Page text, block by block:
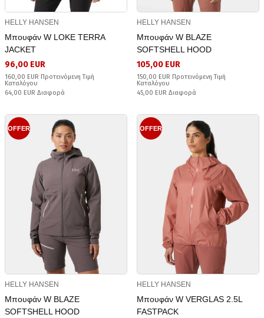
HELLY HANSEN
Μπουφάν W LOKE TERRA
JACKET
96,00 EUR
160,00 EUR Προτεινόμενη Τιμή
Καταλόγου
64,00 EUR Διαφορά
HELLY HANSEN
Μπουφάν W BLAZE
SOFTSHELL HOOD
105,00 EUR
150,00 EUR Προτεινόμενη Τιμή
Καταλόγου
45,00 EUR Διαφορά
OFFER
HELLY HANSEN
Μπουφάν W BLAZE
SOFTSHELL HOOD
OFFER
HELLY HANSEN
Μπουφάν W VERGLAS 2.5L
FASTPACK